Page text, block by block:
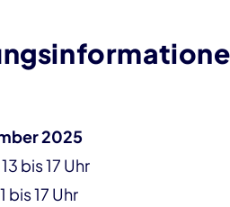
2025
bis 17 Uhr
bis 17 Uhr